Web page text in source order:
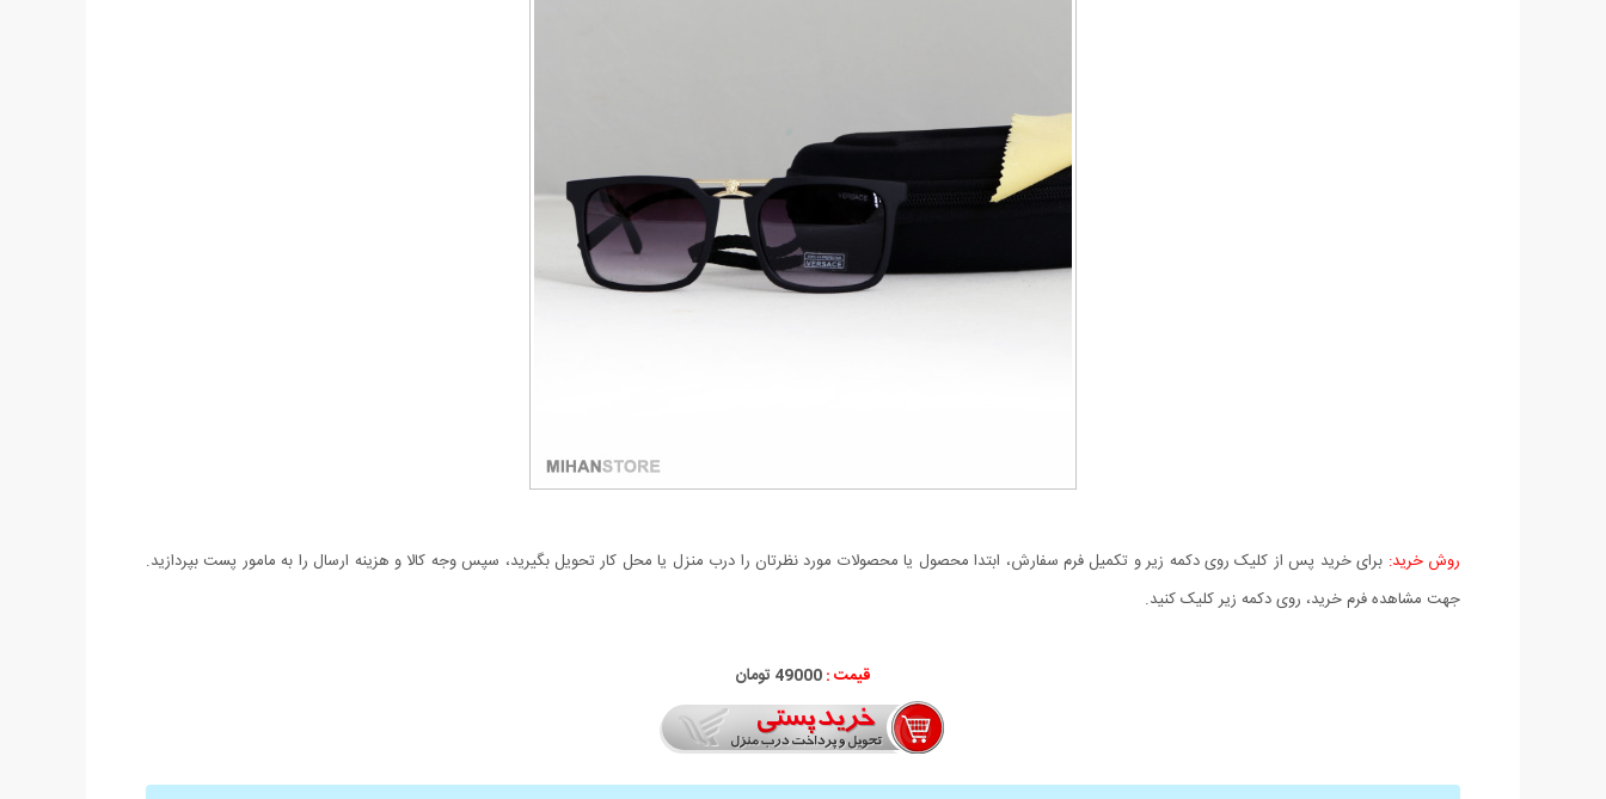
روش خرید: برای خرید پس از کلیک روی دکمه زیر و تکمیل فرم سفارش، ابتدا محصول یا محصولات مورد نظرتان را درب منزل یا محل کار تحویل بگیرید، سپس وجه کالا و هزینه ارسال را به مامور پست بپردازید.
جهت مشاهده فرم خرید، روی دکمه زیر کلیک کنید.
قیمت :49000 تومان